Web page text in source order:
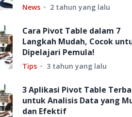
News 2 tahun yang lalu
Cara Pivot Table dalam 7
Langkah Mudah, Cocok
Dipelajari Pemula!
Tips 3 tahun yang lalu
3 Aplikasi Pivot Table
untuk Analisis Data yang
dan Efektif